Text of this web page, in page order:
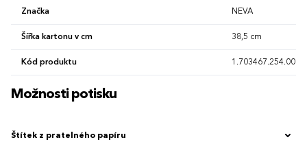
Značka NEVA
Šířka kartonu v cm 38,5 cm
Kód produktu 1.703467.254.00
Možnosti potisku
Štítek z pratelného papíru